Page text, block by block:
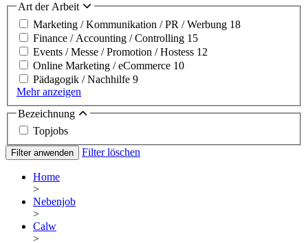
Art der Arbeit
Marketing / Kommunikation / PR / Werbung 18
Finance / Accounting / Controlling 15
Events / Messe / Promotion / Hostess 12
Online Marketing / eCommerce 10
Pädagogik / Nachhilfe 9
Mehr anzeigen
Bezeichnung
Topjobs
Filter anwenden Filter löschen
Home
>
Nebenjob
>
Calw
>